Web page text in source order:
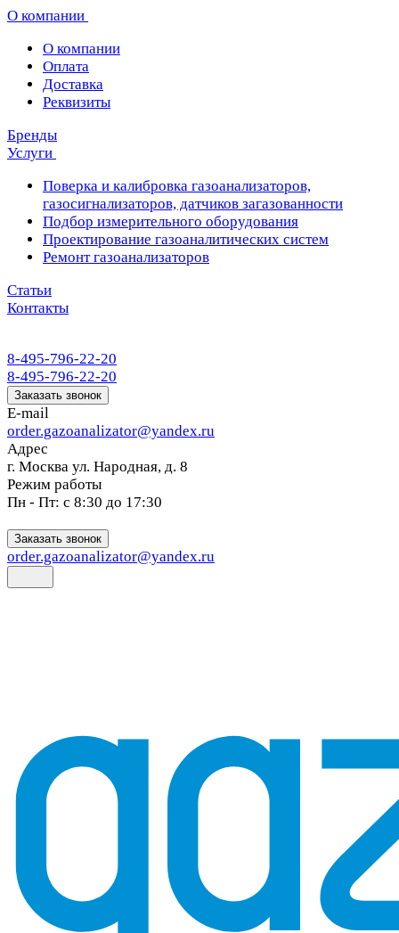
О компании
О компании
Оплата
Доставка
Реквизиты
Бренды
Услуги
Поверка и калибровка газоанализаторов,
газосигнализаторов, датчиков загазованности
Подбор измерительного оборудования
Проектирование газоаналитических систем
Ремонт газоанализаторов
Статьи
Контакты
8-495-796-22-20
8-495-796-22-20
Заказать звонок
E-mail
order.gazoanalizator@yandex.ru
Адрес
г. Москва ул. Народная, д. 8
Режим работы
Пн - Пт: с 8:30 до 17:30
Заказать звонок
order.gazoanalizator@yandex.ru